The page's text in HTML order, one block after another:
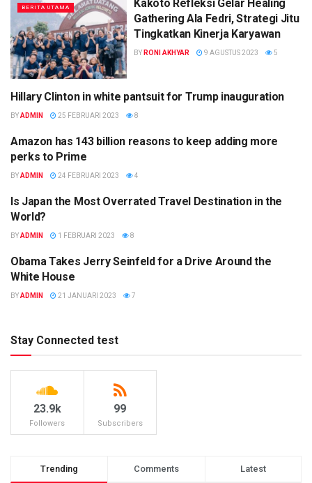
BERITA UTAMA
Kakoto Refleksi Gelar Healing
Gathering Ala Fedri, Strategi Jitu
Tingkatkan Kinerja Karyawan
BY RONI AKHYAR 9 AGUSTUS 2023 5
POLITICS
Hillary Clinton in white pantsuit for Trump inauguration
BYADMIN 25 FEBRUARI 2023 8
POLITICS
Amazon has 143 billion reasons to keep adding more
perks to Prime
BYADMIN 24 FEBRUARI 2023 4
TRAVEL
Is Japan the Most Overrated Travel Destination in the
World?
BYADMIN 1 FEBRUARI 2023 8
POLITICS
Obama Takes Jerry Seinfeld for a Drive Around the
White House
BYADMIN 21 JANUARI 2023 7
Stay Connected test
23.9k
Followers
99
Subscribers
Trending Comments Latest